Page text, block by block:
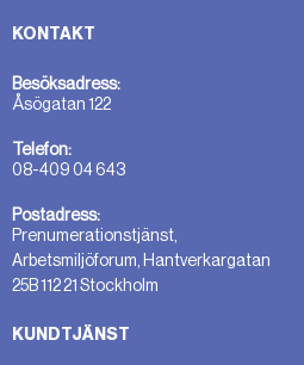
KONTAKT
Besöksadress:
Åsögatan 122
Telefon:
08-409 04 643
Postadress:
Prenumerationstjänst,
Arbetsmiljöforum, Hantverkargatan
25B 112 21 Stockholm
KUNDTJÄNST